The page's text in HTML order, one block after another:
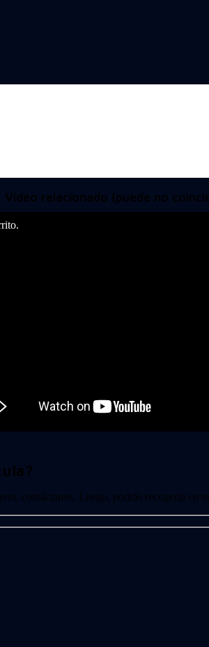
Video relacionado (puede no
contáctanos. Luego, podrás recogerla en